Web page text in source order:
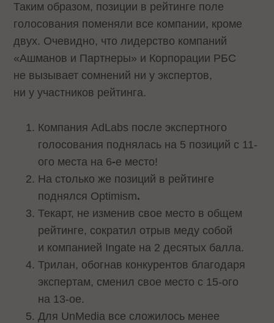
Таким образом, позиции в рейтинге поле
голосования поменяли все компании, кроме
двух. Очевидно, что лидерство компаний
«Ашманов и Партнеры» и Корпорации РБС
не вызывает сомнений ни у экспертов,
ни у участников рейтинга.
Компания AdLabs после экспертного
голосования поднялась на 5 позиций с 11-
ого места на 6-е место!
На столько же позиций в рейтинге
поднялся Optimism.
Текарт, не изменив свое место в общем
рейтинге, сократил отрыв меду собой
и компанией Ingate на 2 десятых балла.
Трилан, обогнав конкурентов благодаря
экспертам, сменил свое место с 15-ого
на 13-ое.
Для UnMedia все сложилось менее